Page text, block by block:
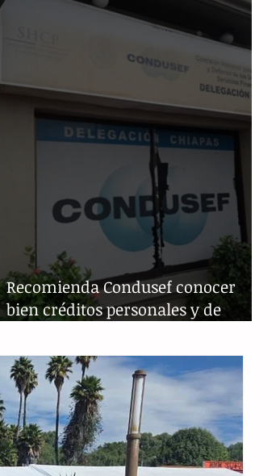
Recomienda Condusef conocer
bien créditos personales y de